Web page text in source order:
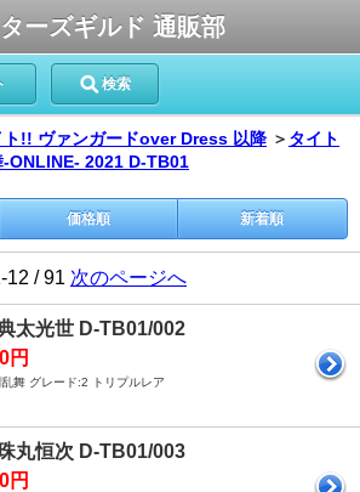
ーズギルド 通販部
検索
ト!! ヴァンガードover Dress 以降 ＞ タイト
ONLINE- 2021 D-TB01
価格順 新着順
12 / 91 次のページへ
太光世 D-TB01/002
円
乱舞 グレード:2 トリプルレア
丸恒次 D-TB01/003
円